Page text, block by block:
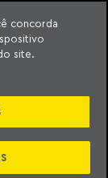
concorda
site.